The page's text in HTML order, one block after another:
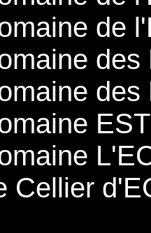
de
des
des
Cellier